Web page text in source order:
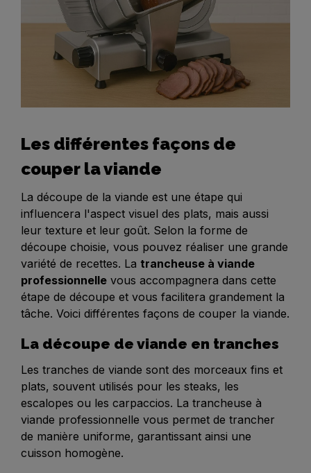
Les différentes façons de
couper la viande
La découpe de la viande est une étape qui
influencera l'aspect visuel des plats, mais aussi
leur texture et leur goût. Selon la forme de
découpe choisie, vous pouvez réaliser une grande
variété de recettes. La trancheuse à viande
professionnelle vous accompagnera dans cette
étape de découpe et vous facilitera grandement la
tâche. Voici différentes façons de couper la viande.
La découpe de viande en tranches
Les tranches de viande sont des morceaux fins et
plats, souvent utilisés pour les steaks, les
escalopes ou les carpaccios. La trancheuse à
viande professionnelle vous permet de trancher
de manière uniforme, garantissant ainsi une
cuisson homogène.